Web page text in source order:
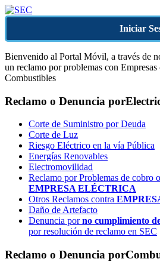
Iniciar
Bienvenido al Portal Móvil, a través de
un reclamo por problemas con
Combustibles
Reclamo o Denuncia por
Corte de Suministro por Deuda
Corte de Luz
Riesgo Eléctrico en la vía Pública
Energías Renovables
Electromovilidad
Reclamo por Problemas de cobro
EMPRESA ELÉCTRICA
Otros Reclamos contra
Daño de Artefacto
Denuncia porno cumplimiento
por resolución de reclamo en SEC
Reclamo o Denuncia por